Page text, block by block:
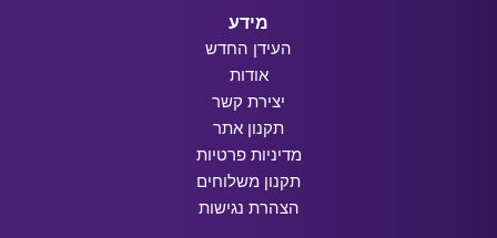
מידע
העידן החדש
אודות
יצירת קשר
תקנון אתר
מדיניות פרטיות
תקנון משלוחים
הצהרת נגישות